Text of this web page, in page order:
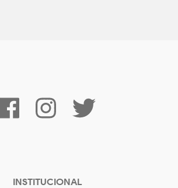
INSTITUCIONAL